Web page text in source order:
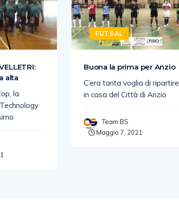
alta
la
FUTSAL
Buona la prima per Anzio
C’era tanta voglia di ripartire
in casa del Città di Anzio
Team BS
Maggio 7, 2021